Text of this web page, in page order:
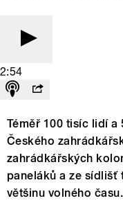
2:54
Téměř 100 tisíc lidí a
Českého
zahrádkářských
paneláků a ze sídlišť
většinu volného